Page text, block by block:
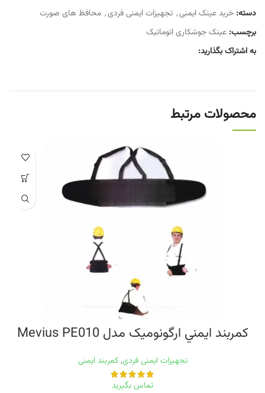
دسته: خرید عینک ایمنی, تجهیزات ایمنی فردی, محافظ های صورت
برچسب: عینک جوشکاری اتوماتیک
به اشتراک بگذارید:
محصولات مرتبط
کمربند ايمني ارگونوميک مدل Mevius PE010
تجهیزات ایمنی فردی, کمربند ایمنی
تماس بگیرید